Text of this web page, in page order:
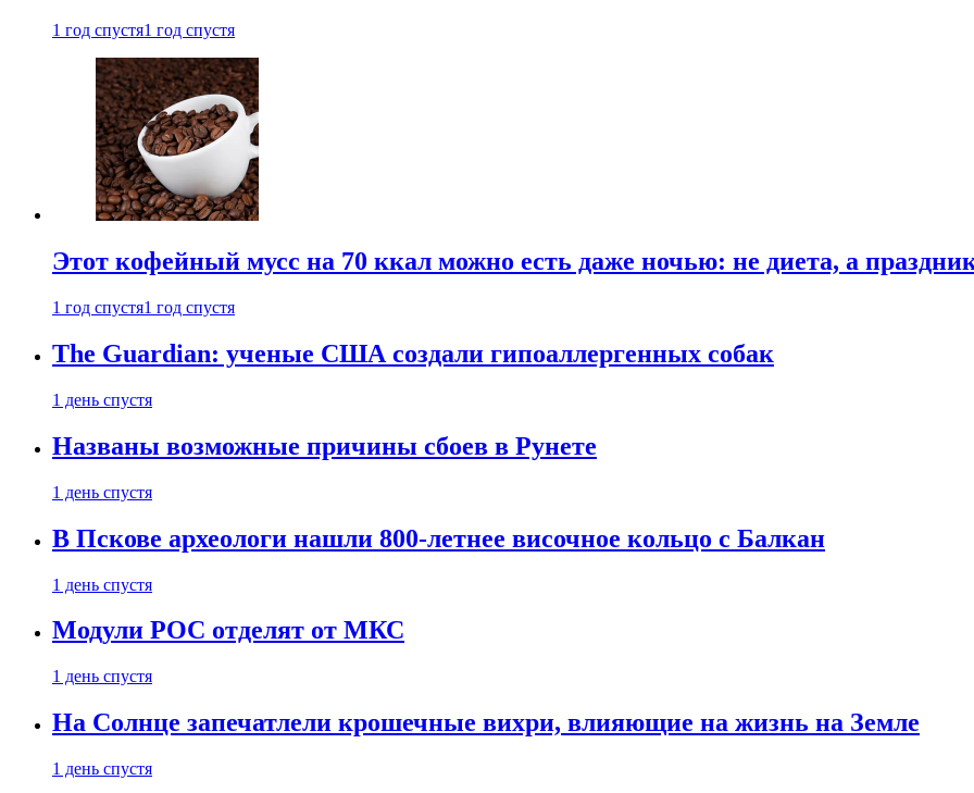
1 год спустя1 год спустя
Этот кофейный мусс на 70 ккал можно есть даже ночью: не диета, а
1 год спустя1 год спустя
The Guardian: ученые США создали гипоаллергенных собак
1 день спустя
Названы возможные причины сбоев в Рунете
1 день спустя
В Пскове археологи нашли 800-летнее височное кольцо с Балкан
1 день спустя
Модули РОС отделят от МКС
1 день спустя
На Солнце запечатлели крошечные вихри, влияющие на жизнь на Земле
1 день спустя